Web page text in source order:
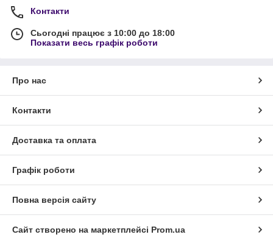
Контакти
Сьогодні працює з 10:00 до 18:00
Показати весь графік роботи
Про нас
Контакти
Доставка та оплата
Графік роботи
Повна версія сайту
Сайт створено на маркетплейсі Prom.ua